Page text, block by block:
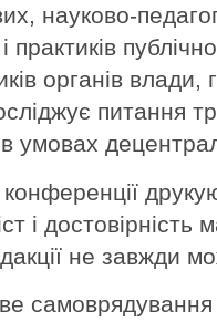
науково-
практиків
органів влади,
питання
умовах
і достовірність
не завжди
самоврядування